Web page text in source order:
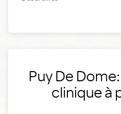
Puy De
clinique à